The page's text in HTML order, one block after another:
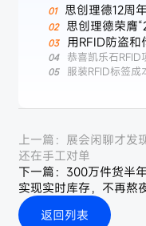
思创理德12周
思创理德荣膺
用RFID防盗
服装行业智能防
恭喜凯乐石
杆案例榜”
服装RFID标签
上一篇： 展会闲聊才发
还在手工对单
下一篇： 300万件货半
实现实时库存，不再熬
返回列表